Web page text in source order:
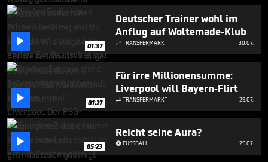
 01:37
Deutscher Trainer wohl im
Anflug auf Woltemade-Klub
 TRANSFERMARKT 30.07.
 01:27
Für irre Millionensumme:
Liverpool will Bayern-Flirt
 TRANSFERMARKT 29.07.
 05:23
Reicht seine Aura?
FUSSBALL 29.07.